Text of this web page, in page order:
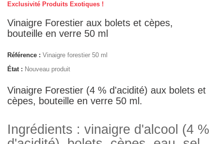
Exclusivité Produits Exotiques !
Vinaigre Forestier aux bolets et cèpes,
bouteille en verre 50 ml
Référence : Vinaigre forestier 50 ml
État : Nouveau produit
Vinaigre Forestier (4 % d'acidité) aux bolets et
cèpes, bouteille en verre 50 ml.
Ingrédients : vinaigre d'alcool (4 %